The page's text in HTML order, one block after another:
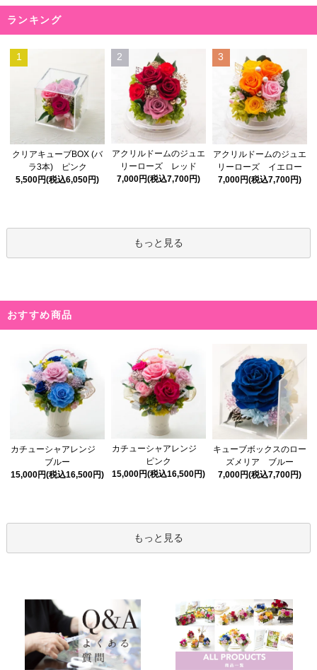
ランキング
1
クリアキューブBOX (バ
ラ3本) ピンク
5,500円(税込6,050円)
2
アクリルドームのジュエ
リーローズ レッド
7,000円(税込7,700円)
3
アクリルドームのジュエ
リーローズ イエロー
7,000円(税込7,700円)
もっと見る
おすすめ商品
カチューシャアレンジ
ブルー
15,000円(税込16,500円)
カチューシャアレンジ
ピンク
15,000円(税込16,500円)
キューブボックスのロー
ズメリア ブルー
7,000円(税込7,700円)
もっと見る